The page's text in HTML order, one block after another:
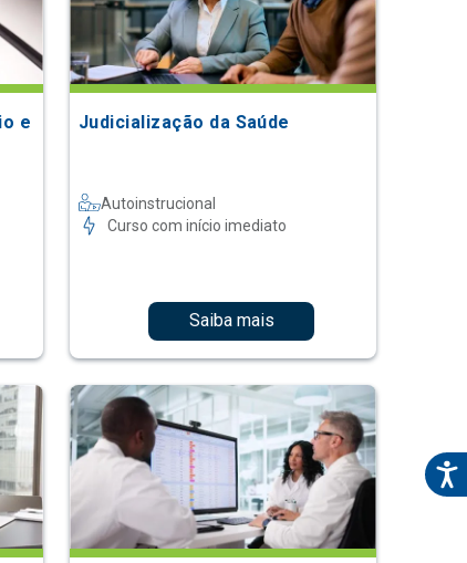
e
Judicialização da Saúde
Autoinstrucional
Curso com início imediato
Saiba mais